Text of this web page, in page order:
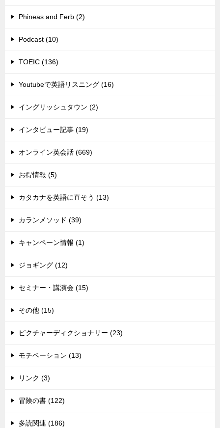
Phineas and Ferb (2)
Podcast (10)
TOEIC (136)
Youtubeで英語リスニング (16)
イングリッシュタウン (2)
インタビュー記事 (19)
オンライン英会話 (669)
お得情報 (5)
カタカナを英語に直そう (13)
カランメソッド (39)
キャンペーン情報 (1)
ジョギング (12)
セミナー・講演会 (15)
その他 (15)
ピクチャーディクショナリー (23)
モチベーション (13)
リンク (3)
冒険の書 (122)
多読関連 (186)